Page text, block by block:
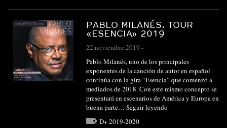
PABLO MILANÉS. TOUR
«ESENCIA» 2019
22 noviembre 2019 -
Pablo Milanés, uno de los principales
exponentes de la canción de autor en español
continúa con la gira “Esencia” que comenzó a
mediados de 2018. Con este mismo concepto se
presentará en escenarios de América y Europa en
buena parte… Seguir leyendo
D+ 2019-2020